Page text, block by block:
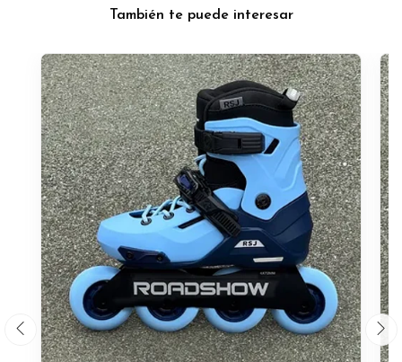
También te puede interesar